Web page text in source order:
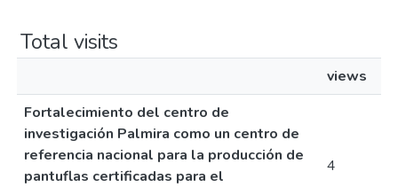
Total visits
views
Fortalecimiento del centro de
investigación Palmira como un centro de
referencia nacional para la producción de
pantuflas certificadas para el
4